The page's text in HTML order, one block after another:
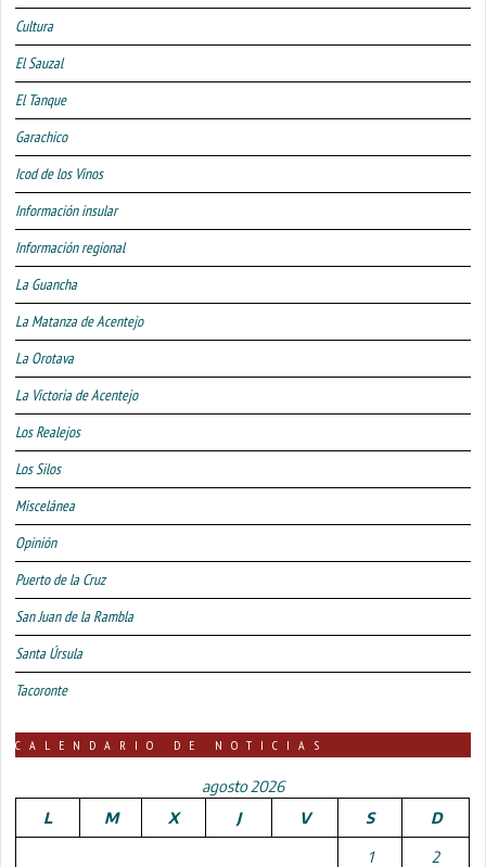
Cultura
El Sauzal
El Tanque
Garachico
Icod de los Vinos
Información insular
Información regional
La Guancha
La Matanza de Acentejo
La Orotava
La Victoria de Acentejo
Los Realejos
Los Silos
Miscelánea
Opinión
Puerto de la Cruz
San Juan de la Rambla
Santa Úrsula
Tacoronte
CALENDARIO DE NOTICIAS
agosto 2026
L
M X J V S D
1 2